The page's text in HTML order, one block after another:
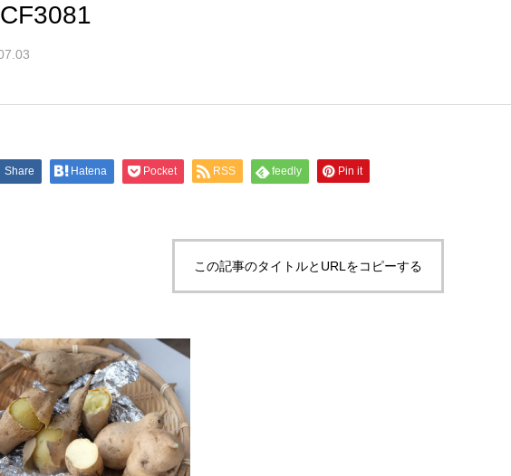
Share Hatena Pocket RSS feedly Pin it
この記事のタイトルとURLをコピーする